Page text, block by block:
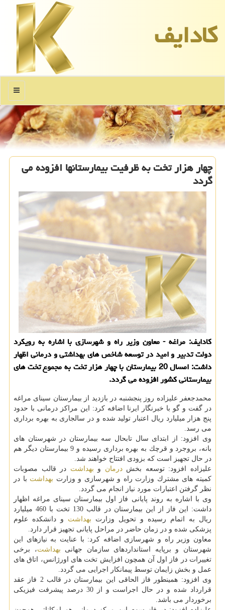
كادایف
منو
چهار هزار تخت به ظرفیت بیمارستانها افزوده می
گردد
كادایف: مراغه - معاون وزیر راه و شهرسازی با اشاره به رویكرد
دولت تدبیر و امید در توسعه شاخص های بهداشتی و درمانی اظهار
داشت: امسال 20 بیمارستان با چهار هزار تخت به مجموع تخت های
بیمارستانی كشور افزوده می گردد.
محمدجعفر علیزاده روز پنجشنبه در بازدید از بیمارستان سینای مراغه
در گفت و گو با خبرنگار ایرنا اضافه كرد: این مراكز درمانی با حدود
پنج هزار میلیارد ریال اعتبار تولید شده و در سالجاری به بهره برداری
می رسد.
وی افزود: از ابتدای سال تابحال سه بیمارستان در شهرستان های
بانه، بروجرد و قرچك به بهره برداری رسیده و 9 بیمارستان دیگر هم
در حال تجهیز است كه بزودی افتتاح خواهند شد.
علیزاده افزود: توسعه بخشدرمان و بهداشت در قالب مصوبات
كمیته های مشترك وزارت راه و شهرسازی و وزارت بهداشت با در
نظر گرفتن اعتبارات مورد نیاز انجام می گردد.
وی با اشاره به روند پایانی فاز اول بیمارستان سینای مراغه اظهار
داشت: این فاز از این بیمارستان در قالب 130 تخت با 460 میلیارد
ریال به اتمام رسیده و تحویل وزارت بهداشت و دانشكده علوم
پزشكی شده و در زمان حاضر در مراحل پایانی تجهیز قرار دارد.
معاون وزیر راه و شهرسازی اضافه كرد: با عنایت به نیازهای این
شهرستان و برپایه استانداردهای سازمان جهانی بهداشت، برخی
تغییرات در فاز اول آن همچون افزایش تخت های اورژانس، اتاق های
عمل و بخش زایمان توسط پیمانكار اجرایی می گردد.
وی افزود: همینطور فاز الحاقی این بیمارستان در قالب 2 فاز عقد
قرارداد شده و در حال اجراست و از 30 درصد پیشرفت فیزیكی
برخوردار می باشد.